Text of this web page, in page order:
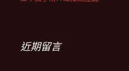
近期留言